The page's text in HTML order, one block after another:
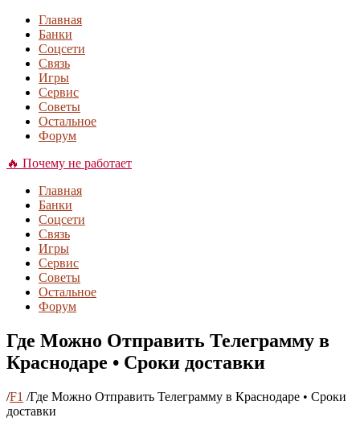
Главная
Банки
Соцсети
Связь
Игры
Сервис
Советы
Остальное
Форум
🔥 Почему не работает
Главная
Банки
Соцсети
Связь
Игры
Сервис
Советы
Остальное
Форум
Где Можно Отправить Телеграмму в
Краснодаре • Сроки доставки
/F1 /Где Можно Отправить Телеграмму в Краснодаре • Сроки
доставки